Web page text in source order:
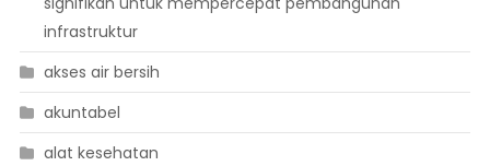
infrastruktur
akses air bersih
akuntabel
alat kesehatan